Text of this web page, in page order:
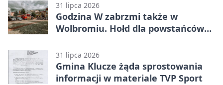
31 lipca 2026
Godzina W zabrzmi także w
Wolbromiu. Hołd dla powstańców
31 lipca 2026
Gmina Klucze żąda sprostowania
informacji w materiale TVP Sport